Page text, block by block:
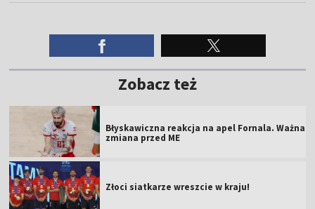
Zobacz też
Błyskawiczna reakcja na apel Fornala. Ważna
zmiana przed ME
Złoci siatkarze wreszcie w kraju!